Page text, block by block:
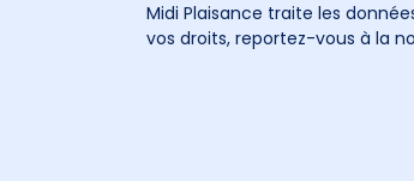
Midi Plaisance traite les
vos droits, reportez-vous à la